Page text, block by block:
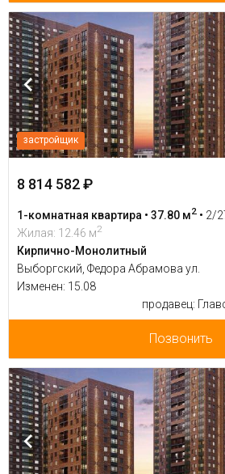
застройщик
8 814 582 ₽
1-комнатная квартира • 37.80 м2 • 2/
Жилая: 12.46 м2
Кирпично-Монолитный
Выборгский, Федора Абрамова ул.
Изменен: 15.08
продавец:
Позвонить